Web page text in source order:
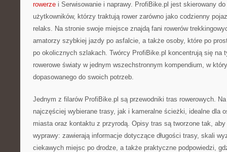
rowerze i Serwisowanie i naprawy. ProfiBike.pl jest skierowany
użytkowników, którzy traktują rower zarówno jako codzienny
relaks. Na stronie swoje miejsce znajdą fani rowerów
amatorzy szybkiej jazdy po asfalcie, a także osoby, które po
po okolicznych szlakach. Twórcy ProfiBike.pl koncentrują się na
rowerowe światy w jednym wszechstronnym kompendium, w
dopasowanego do swoich potrzeb.
Jednym z filarów ProfiBike.pl są przewodniki tras rowerowych.
najczęściej wybierane trasy, jak i kameralne ścieżki, idealne dla
miasta oraz kontaktu z przyrodą. Opisy tras są tworzone tak,
wyprawy: zawierają informacje dotyczące długości trasy, skali
ciekawych miejsc po drodze, a także praktyczne podpowiedzi,